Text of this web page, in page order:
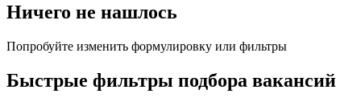
Ничего не нашлось
Попробуйте изменить формулировку или фильтры
Быстрые фильтры подбора вакансий